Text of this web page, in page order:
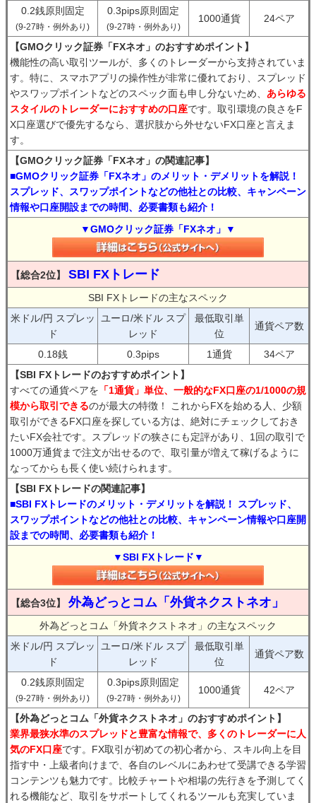
0.2銭原則固定
(9-27時・例外あり)
0.3pips原則固定
(9-27時・例外あり)
1000通貨 24ペア
【GMOクリック証券「FXネオ」のおすすめポイント】
機能性の高い取引ツールが、多くのトレーダーから支持されていま
す。特に、スマホアプリの操作性が非常に優れており、スプレッド
やスワップポイントなどのスペック面も申し分ないため、 あらゆる
スタイルのトレーダーにおすすめの口座です。取引環境の良さをF
X口座選びで優先するなら、選択肢から外せないFX口座と言えま
す。
【GMOクリック証券「FXネオ」の関連記事】
■GMOクリック証券「FXネオ」のメリット・デメリットを解説！
スプレッド、スワップポイントなどの他社との比較、キャンペーン
情報や口座開設までの時間、必要書類も紹介！
▼GMOクリック証券「FXネオ」▼
【総合2位】 SBI FXトレード
SBI FXトレードの主なスペック
米ドル/円 スプレッ
ド
ユーロ/米ドル スプ
レッド
最低取引単
位
通貨ペア数
0.18銭 0.3pips 1通貨
34ペア
【SBI FXトレードのおすすめポイント】
すべての通貨ペアを 「1通貨」単位、一般的なFX口座の1/1000の規
模から取引できるのが最大の特徴！ これからFXを始める人、少額
取引ができるFX口座を探している方は、絶対にチェックしておき
たいFX会社です。スプレッドの狭さにも定評があり、1回の取引で
1000万通貨まで注文が出せるので、取引量が増えて稼げるように
なってからも長く使い続けられます。
【SBI FXトレードの関連記事】
■SBI FXトレードのメリット・デメリットを解説！ スプレッド、
スワップポイントなどの他社との比較、キャンペーン情報や口座開
設までの時間、必要書類も紹介！
▼SBI FXトレード▼
【総合3位】 外為どっとコム「外貨ネクストネオ」
外為どっとコム「外貨ネクストネオ」の主なスペック
米ドル/円 スプレッ
ド
ユーロ/米ドル スプ
レッド
最低取引単
位
通貨ペア数
0.2銭原則固定
(9-27時・例外あり)
0.3pips原則固定
(9-27時・例外あり)
1000通貨 42ペア
【外為どっとコム「外貨ネクストネオ」のおすすめポイント】
業界最狭水準のスプレッドと豊富な情報で、多くのトレーダーに人
気のFX口座です。FX取引が初めての初心者から、スキル向上を目
指す中・上級者向けまで、各自のレベルにあわせて受講できる学習
コンテンツも魅力です。比較チャートや相場の先行きを予測してく
れる機能など、取引をサポートしてくれるツールも充実していま